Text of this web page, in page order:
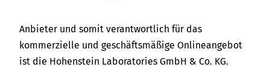
Referenzen
Über uns
Anbieter und somit verantwortlich für das
kommerzielle und geschäftsmäßige Onlineangebot
ist die Hohenstein Laboratories GmbH & Co. KG.